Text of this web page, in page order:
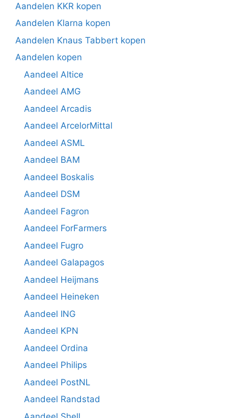
Aandelen KKR kopen
Aandelen Klarna kopen
Aandelen Knaus Tabbert kopen
Aandelen kopen
Aandeel Altice
Aandeel AMG
Aandeel Arcadis
Aandeel ArcelorMittal
Aandeel ASML
Aandeel BAM
Aandeel Boskalis
Aandeel DSM
Aandeel Fagron
Aandeel ForFarmers
Aandeel Fugro
Aandeel Galapagos
Aandeel Heijmans
Aandeel Heineken
Aandeel ING
Aandeel KPN
Aandeel Ordina
Aandeel Philips
Aandeel PostNL
Aandeel Randstad